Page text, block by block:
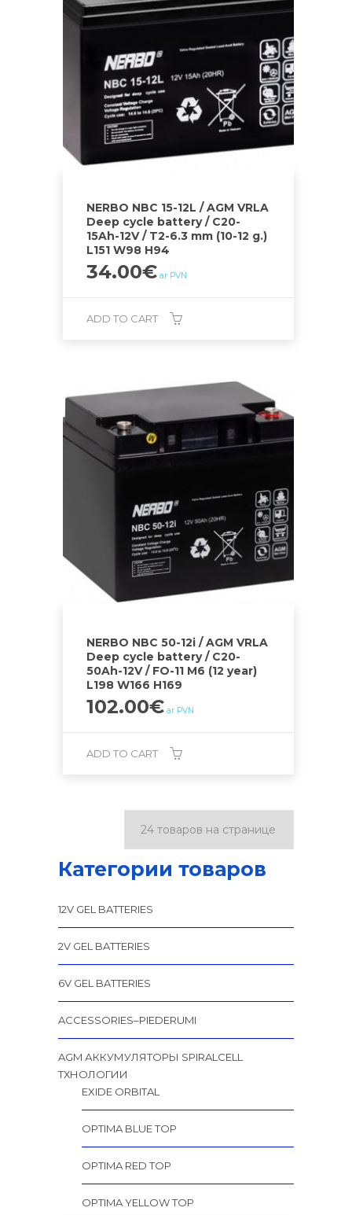
NERBO NBC 15-12L / AGM VRLA
Deep cycle battery / C20-
15Ah-12V / T2-6.3 mm (10-12 g.)
L151 W98 H94
34.00€ ar PVN
ADD TO CART
NERBO NBC 50-12i / AGM VRLA
Deep cycle battery / C20-
50Ah-12V / FO-11 M6 (12 year)
L198 W166 H169
102.00€ ar PVN
ADD TO CART
Категории товаров
12V GEL BATTERIES
2V GEL BATTERIES
6V GEL BATTERIES
ACCESSORIES–PIEDERUMI
AGM АККУМУЛЯТОРЫ SPIRALCELL
TХНОЛОГИИ
EXIDE ORBITAL
OPTIMA BLUE TOP
OPTIMA RED TOP
OPTIMA YELLOW TOP